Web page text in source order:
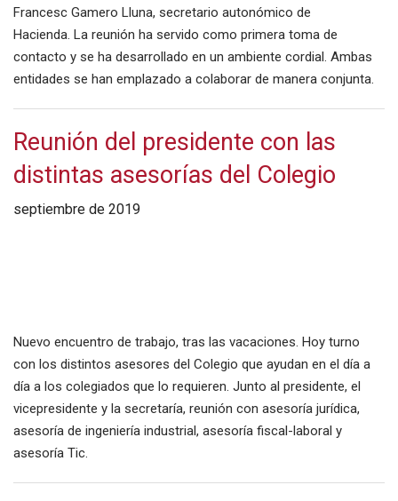
Francesc Gamero Lluna, secretario autonómico de
Hacienda. La reunión ha servido como primera toma de
contacto y se ha desarrollado en un ambiente cordial. Ambas
entidades se han emplazado a colaborar de manera conjunta.
Reunión del presidente con las
distintas asesorías del Colegio
septiembre de 2019
Nuevo encuentro de trabajo, tras las vacaciones. Hoy turno
con los distintos asesores del Colegio que ayudan en el día a
día a los colegiados que lo requieren. Junto al presidente, el
vicepresidente y la secretaría, reunión con asesoría jurídica,
asesoría de ingeniería industrial, asesoría fiscal-laboral y
asesoría Tic.